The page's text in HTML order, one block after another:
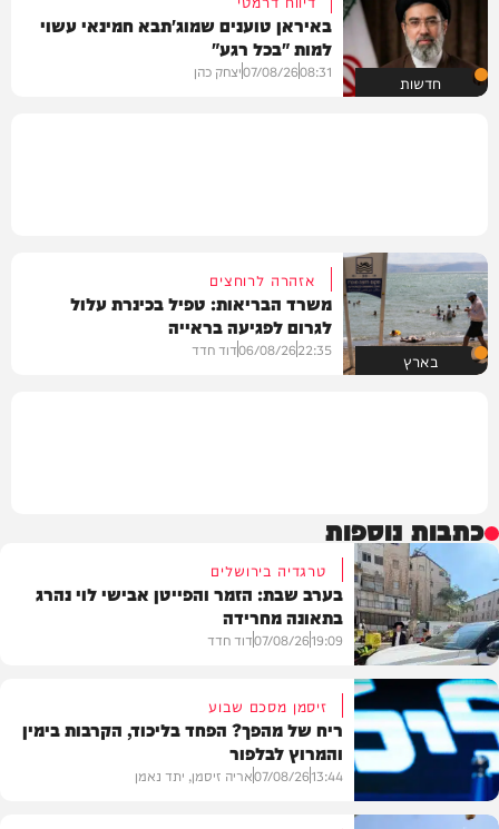
חדשות
באיראן טוענים שמוג'תבא חמינאי עשוי
למות "בכל רגע"
08:31
07/08/26יצחק כהן
בארץ
אזהרה לרוחצים
משרד הבריאות: טפיל בכינרת עלול
לגרום לפגיעה בראייה
22:35
06/08/26דוד חדד
כתבות נוספות
בארץ
טרגדיה בירושלים
בערב שבת: הזמר והפייטן אבישי לוי נהרג
בתאונה מחרידה
19:09
07/08/26דוד חדד
זיסמן מסכם שבוע
ריח של מהפך? הפחד בליכוד, הקרבות בימין
והמרוץ לבלפור
13:44
07/08/26אריה זיסמן, יתד נאמן